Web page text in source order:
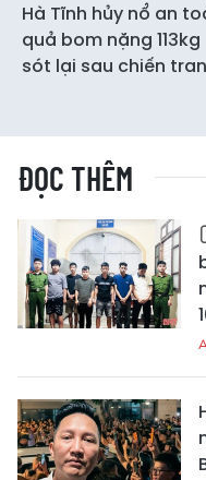
Hà Tĩnh hủy nổ an
quả bom nặng 113kg
sót lại sau chiến
ĐỌC THÊM